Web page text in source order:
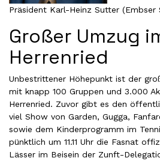
Präsident Karl-Heinz Sutter (Embser
Großer Umzug
Herrenried
Unbestrittener Höhepunkt ist der
mit knapp 100 Gruppen und 3.000
Herrenried. Zuvor gibt es den
viel Show von Garden, Gugga,
sowie dem Kinderprogramm im
pünktlich um 11.11 Uhr die Fasnat
Lässer im Beisein der Zunft-